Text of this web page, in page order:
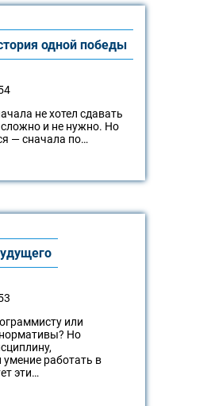
одной победы
не хотел сдавать
сложно и не нужно. Но
— сначала по…
или
Но
умение работать в
эти…